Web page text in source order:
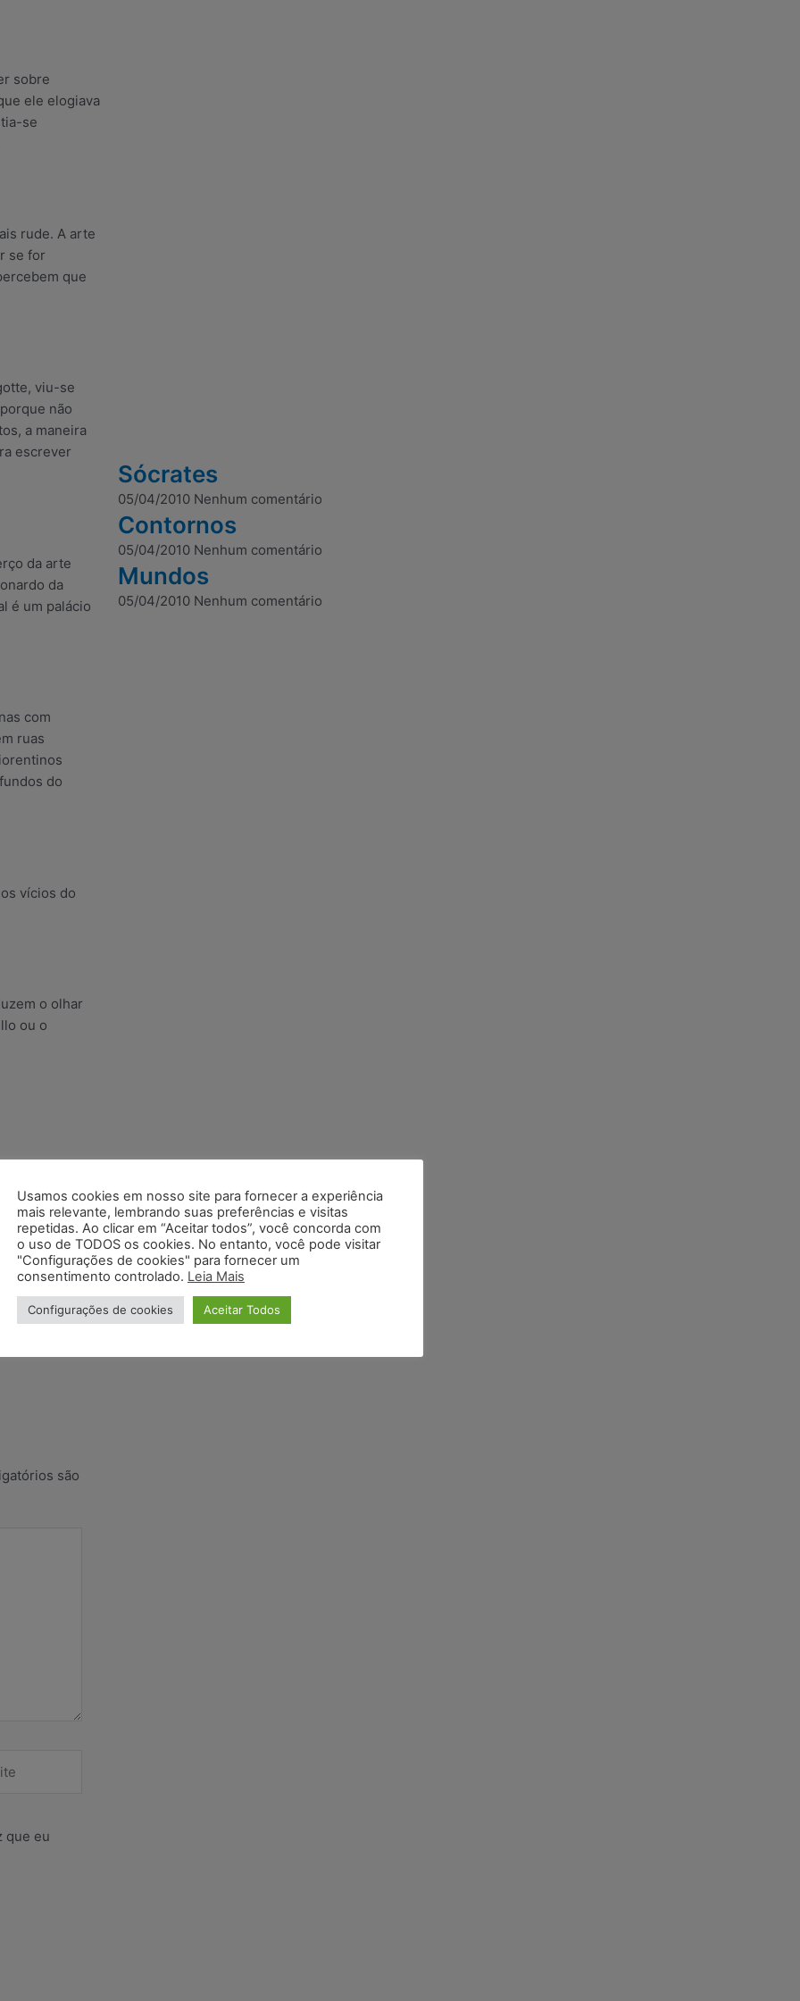
sobre
ele elogiava
se
rude. A arte
se for
que
viu-se
não
a maneira
escrever
da arte
da
é um palácio
com
ruas
do
vícios do
o olhar
ou o
são
que eu
Sócrates
05/04/2010 Nenhum comentário
Contornos
05/04/2010 Nenhum comentário
Mundos
05/04/2010 Nenhum comentário
Usamos cookies em nosso site para fornecer a experiência
mais relevante, lembrando suas preferências e visitas
repetidas. Ao clicar em “Aceitar todos”, você concorda com
o uso de TODOS os cookies. No entanto, você pode visitar
"Configurações de cookies" para fornecer um
consentimento controlado. Leia Mais
Configurações de cookies Aceitar Todos